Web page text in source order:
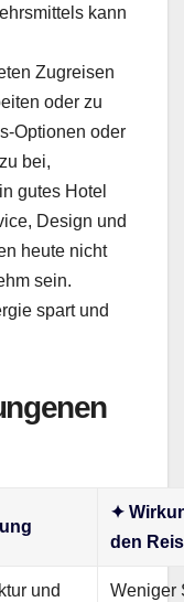
kann
Zugreisen
oder zu
Optionen oder
bei,
gutes Hotel
Design und
heute nicht
sein.
spart und
✦
den
und
Weniger